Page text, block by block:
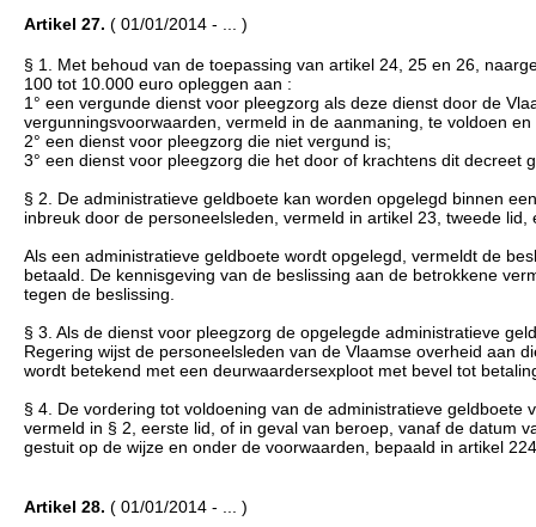
Artikel 27. ( 01/01/2014 - ... )
§ 1. Met behoud van de toepassing van artikel 24, 25 en 26,
100 tot 10.000 euro opleggen aan :
1° een vergunde dienst voor pleegzorg als deze dienst door de
vergunningsvoorwaarden, vermeld in de aanmaning, te voldoen
2° een dienst voor pleegzorg die niet vergund is;
3° een dienst voor pleegzorg die het door of krachtens dit decreet
§ 2. De administratieve geldboete kan worden opgelegd binnen
inbreuk door de personeelsleden, vermeld in artikel 23, tweede
Als een administratieve geldboete wordt opgelegd, vermeldt de
betaald. De kennisgeving van de beslissing aan de betrokkene
tegen de beslissing.
§ 3. Als de dienst voor pleegzorg de opgelegde administratieve
Regering wijst de personeelsleden van de Vlaamse overheid aan
wordt betekend met een deurwaardersexploot met bevel tot
§ 4. De vordering tot voldoening van de administratieve
vermeld in § 2, eerste lid, of in geval van beroep, vanaf de datum
gestuit op de wijze en onder de voorwaarden, bepaald in artikel
Artikel 28. ( 01/01/2014 - ... )